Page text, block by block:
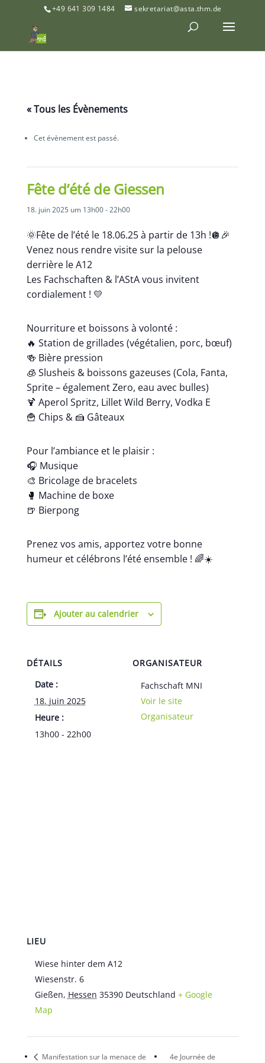
+49 641 309 1484 sekretariat@asta.thm.de
« Tous les Évènements
Cet évènement est passé.
Fête d’été de Giessen
18. juin 2025 um 13h00-22h00
🌞Fête de l’été le 18.06.25 à partir de 13h !🪩🎉
Venez nous rendre visite sur la pelouse
derrière le A12
Les Fachschaften & l’AStA vous invitent
cordialement ! 💛
Nourriture et boissons à volonté :
🔥 Station de grillades (végétalien, porc, bœuf)
🍻 Bière pression
🧊 Slusheis & boissons gazeuses (Cola, Fanta,
Sprite – également Zero, eau avec bulles)
🍹 Aperol Spritz, Lillet Wild Berry, Vodka E
🍟 Chips & 🍰 Gâteaux
Pour l’ambiance et le plaisir :
🎧 Musique
🎨 Bricolage de bracelets
🥊 Machine de boxe
🍺 Bierpong
Prenez vos amis, apportez votre bonne
humeur et célébrons l’été ensemble ! 🌈☀️
Ajouter au calendrier
DÉTAILS
Date :
18. juin 2025
Heure :
13h00 - 22h00
ORGANISATEUR
Fachschaft MNI
Voir le site
Organisateur
LIEU
Wiese hinter dem A12
Wiesenstr. 6
Gießen, Hessen 35390 Deutschland + Google
Map
Manifestation sur la menace de 4e Journée de